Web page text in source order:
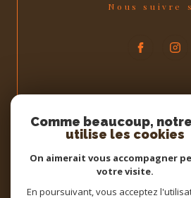
Nous suivre
Se
Comme beaucoup,
utilise les cookies
On aimerait vous accompagner
votre visite.
En poursuivant, vous acceptez